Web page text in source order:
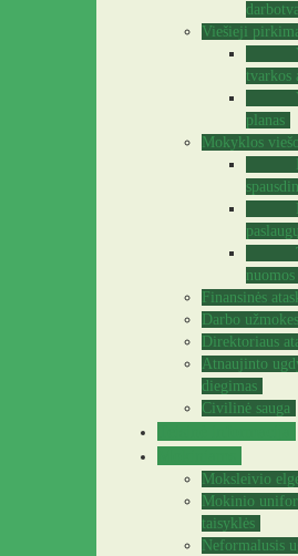
Viešieji
tvarkos
planas
Mokyklos
Finansinės
Darbo
Direktoriaus
Atnaujinto
diegimas
Civilinė sauga
Moksleivio
Mokinio
taisyklės
Neformalusis